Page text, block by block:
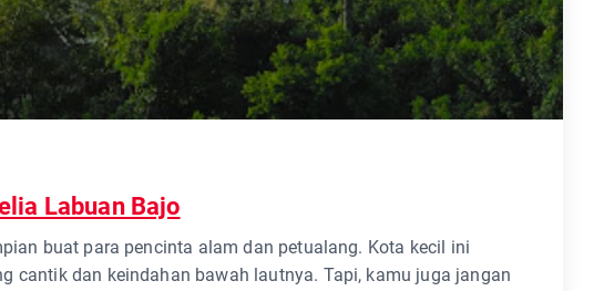
Labuan Bajo
buat para pencinta alam dan petualang. Kota kecil ini
cantik dan keindahan bawah lautnya. Tapi, kamu juga jangan